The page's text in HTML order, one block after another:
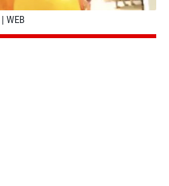
| WEB